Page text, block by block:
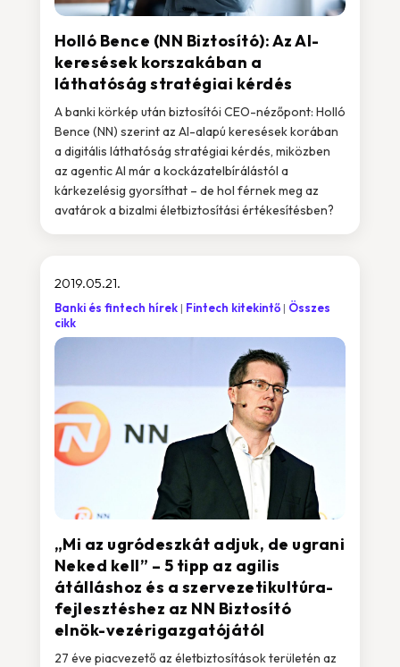
Holló Bence (NN Biztosító): Az AI-
keresések korszakában a
láthatóság stratégiai kérdés
A banki körkép után biztosítói CEO-nézőpont: Holló
Bence (NN) szerint az AI-alapú keresések korában
a digitális láthatóság stratégiai kérdés, miközben
az agentic AI már a kockázatelbírálástól a
kárkezelésig gyorsíthat – de hol férnek meg az
avatárok a bizalmi életbiztosítási értékesítésben?
„Mi az ugródeszkát adjuk, de ugrani
Neked kell” – 5 tipp az agilis
átálláshoz és a szervezetikultúra-
fejlesztéshez az NN Biztosító
elnök-vezérigazgatójától
2019.05.21.
Banki és fintech hírek Fintech kitekintő
Összes
cikk
27 éve piacvezető az életbiztosítások területén az